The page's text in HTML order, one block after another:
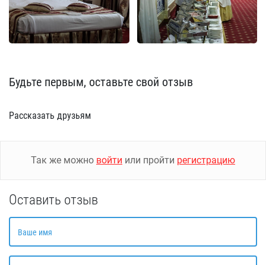
Будьте первым, оставьте свой отзыв
Рассказать друзьям
Так же можно войти или пройти регистрацию
Оставить отзыв
Ваше имя